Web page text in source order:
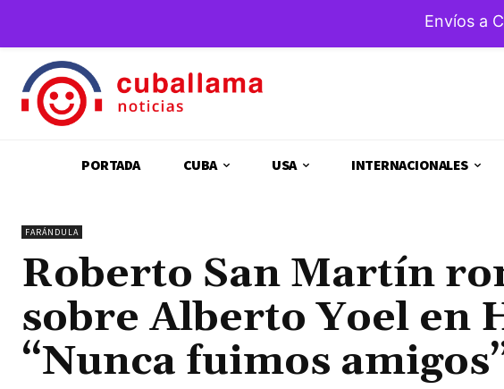
PORTADA CUBA USA INTERNACIONALES
FARÁNDULA
Roberto San Martín
sobre Alberto Yoel en
“Nunca fuimos
Envíos a